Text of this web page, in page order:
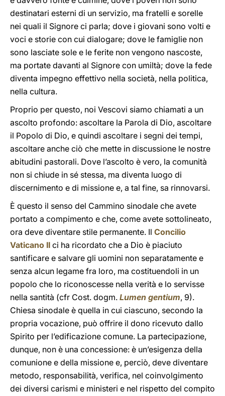
destinatari esterni di un servizio, ma fratelli e sorelle
nei quali il Signore ci parla; dove i giovani sono volti e
voci e storie con cui dialogare; dove le famiglie non
sono lasciate sole e le ferite non vengono nascoste,
ma portate davanti al Signore con umiltà; dove la fede
diventa impegno effettivo nella società, nella politica,
nella cultura.
Proprio per questo, noi Vescovi siamo chiamati a un
ascolto profondo: ascoltare la Parola di Dio, ascoltare
il Popolo di Dio, e quindi ascoltare i segni dei tempi,
ascoltare anche ciò che mette in discussione le nostre
abitudini pastorali. Dove l’ascolto è vero, la comunità
non si chiude in sé stessa, ma diventa luogo di
discernimento e di missione e, a tal fine, sa rinnovarsi.
È questo il senso del Cammino sinodale che avete
portato a compimento e che, come avete sottolineato,
ora deve diventare stile permanente. Il Concilio
Vaticano II ci ha ricordato che a Dio è piaciuto
santificare e salvare gli uomini non separatamente e
senza alcun legame fra loro, ma costituendoli in un
popolo che lo riconoscesse nella verità e lo servisse
nella santità (cfr Cost. dogm. Lumen gentium, 9).
Chiesa sinodale è quella in cui ciascuno, secondo la
propria vocazione, può offrire il dono ricevuto dallo
Spirito per l’edificazione comune. La partecipazione,
dunque, non è una concessione: è un’esigenza della
comunione e della missione e, perciò, deve diventare
metodo, responsabilità, verifica, nel coinvolgimento
dei diversi carismi e ministeri e nel rispetto del compito